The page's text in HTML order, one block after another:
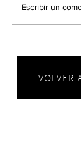
Escribir un
VOLVER